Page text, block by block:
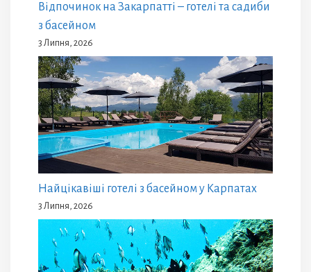
Відпочинок на Закарпатті – готелі та садиби
з басейном
3 Липня, 2026
Найцікавіші готелі з басейном у Карпатах
3 Липня, 2026